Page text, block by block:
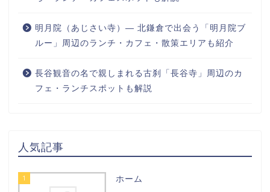
明月院（あじさい寺）― 北鎌倉で出会う「明月院ブ
ルー」周辺のランチ・カフェ・散策エリアも紹介
長谷観音の名で親しまれる古刹「長谷寺」周辺のカ
フェ・ランチスポットも解説
人気記事
1 ホーム